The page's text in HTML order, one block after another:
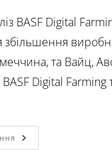
BASF Digital
та Вайц,
Digital Farming